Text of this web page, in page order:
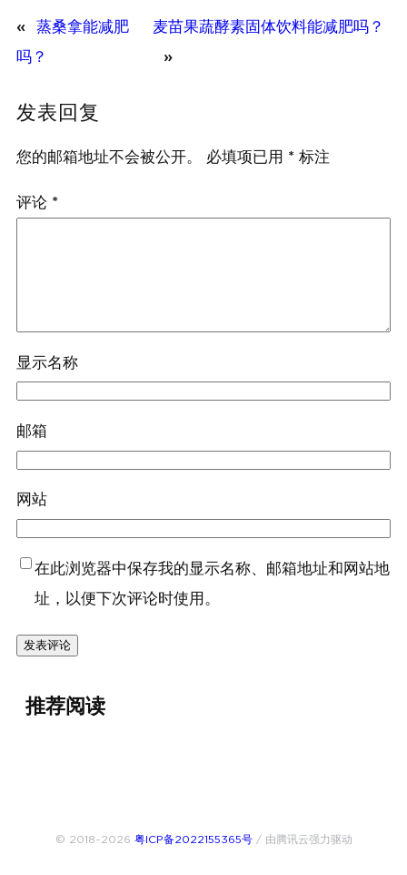
«
蒸桑拿能减肥
吗？
麦苗果蔬酵素固体饮料能减肥吗？
»
发表回复
您的邮箱地址不会被公开。 必填项已用 * 标注
评论 *
显示名称
邮箱
网站
在此浏览器中保存我的显示名称、邮箱地址和网站地
址，以便下次评论时使用。
推荐阅读
© 2018~2026 粤ICP备2022155365号/ 由腾讯云强力驱动